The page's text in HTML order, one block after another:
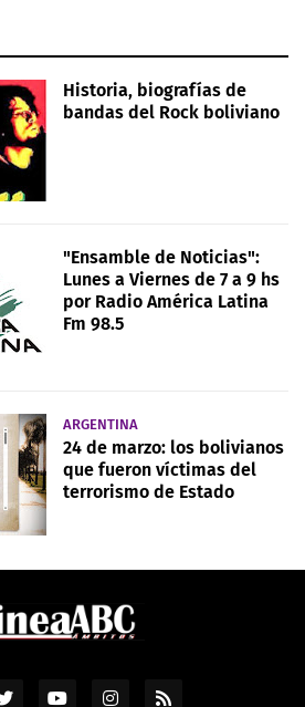
Historia, biografías de
bandas del Rock boliviano
"Ensamble de Noticias":
Lunes a Viernes de 7 a 9 hs
por Radio América Latina
Fm 98.5
ARGENTINA
24 de marzo: los bolivianos
que fueron víctimas del
terrorismo de Estado